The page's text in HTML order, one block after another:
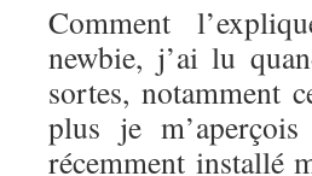
Comment
newbie, j’ai lu
sortes, notamment
plus je
récemment installé